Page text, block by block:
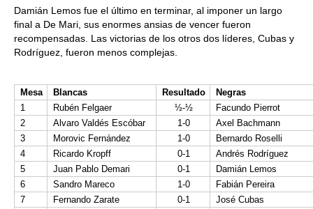
Damián Lemos fue el último en terminar, al imponer un largo
final a De Mari, sus enormes ansias de vencer fueron
recompensadas. Las victorias de los otros dos líderes, Cubas y
Rodríguez, fueron menos complejas.
Mesa Blancas Resultado
Negras
1
Rubén Felgaer ½-½
Facundo Pierrot
2
Alvaro Valdés Escóbar 1-0
Axel Bachmann
3
Morovic Fernández 1-0
Bernardo Roselli
4
Ricardo Kropff 0-1
Andrés Rodríguez
5
Juan Pablo Demari 0-1
Damián Lemos
6
Sandro Mareco 1-0
Fabián Pereira
7
Fernando Zarate 0-1
José Cubas